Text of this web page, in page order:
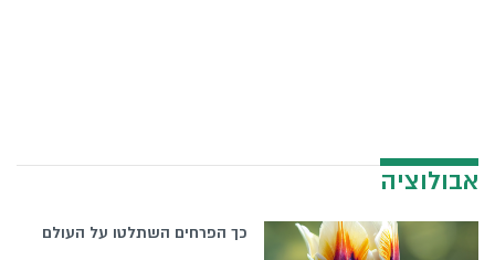
אבולוציה
כך הפרחים השתלטו על העולם